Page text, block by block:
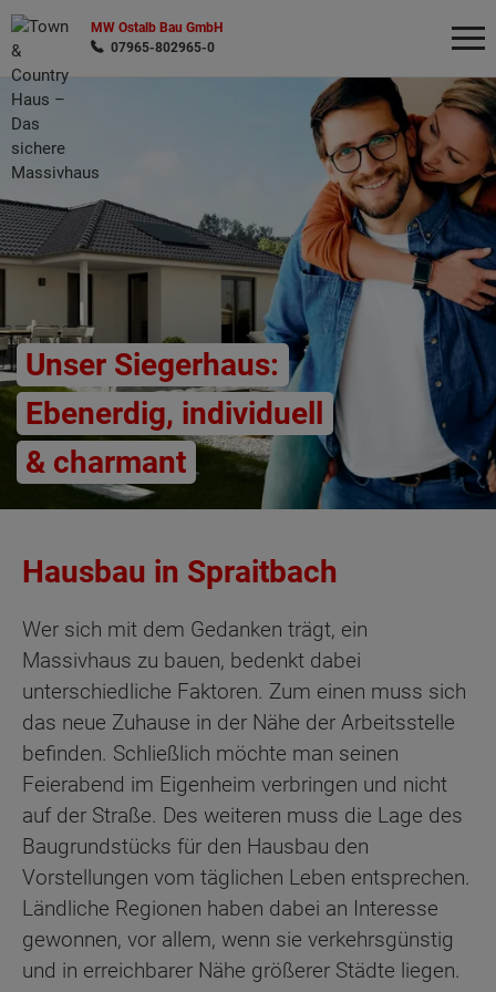
MW Ostalb Bau GmbH
07965-802965-0
Unser Siegerhaus:
Ebenerdig, individuell
& charmant
Hausbau in Spraitbach
Wer sich mit dem Gedanken trägt, ein
Massivhaus zu bauen, bedenkt dabei
unterschiedliche Faktoren. Zum einen muss sich
das neue Zuhause in der Nähe der Arbeitsstelle
befinden. Schließlich möchte man seinen
Feierabend im Eigenheim verbringen und nicht
auf der Straße. Des weiteren muss die Lage des
Baugrundstücks für den Hausbau den
Vorstellungen vom täglichen Leben entsprechen.
Ländliche Regionen haben dabei an Interesse
gewonnen, vor allem, wenn sie verkehrsgünstig
und in erreichbarer Nähe größerer Städte liegen.
Wonach möchten Sie suchen?